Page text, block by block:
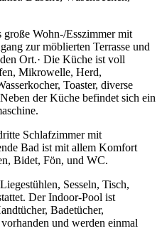
Wohn-/Esszimmer mit
zur möblierten Terrasse und
Ort.· Die Küche ist voll
Mikrowelle, Herd,
Toaster, diverse
der Küche befindet sich ein
Schlafzimmer mit
Bad ist mit allem Komfort
Bidet, Fön, und WC.
Sesseln, Tisch,
Der Indoor-Pool ist
Badetücher,
und werden einmal